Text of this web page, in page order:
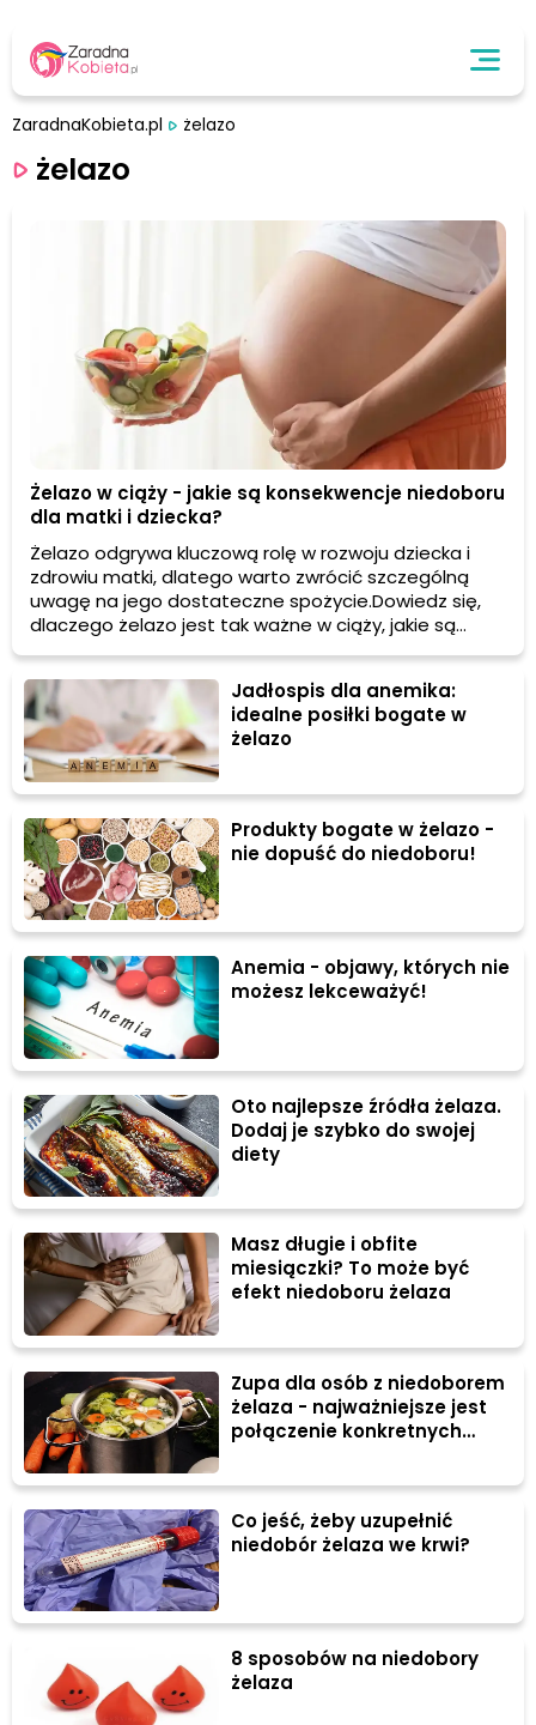
ZaradnaKobieta.pl żelazo
żelazo
Żelazo w ciąży - jakie są konsekwencje niedoboru
dla matki i dziecka?
Żelazo odgrywa kluczową rolę w rozwoju dziecka i
zdrowiu matki, dlatego warto zwrócić szczególną
uwagę na jego dostateczne spożycie.Dowiedz się,
dlaczego żelazo jest tak ważne w ciąży, jakie są
objawy niedoboru oraz jakie są najlepsze źródła tego
cennego pierwiastka. Gotowa? Zaczynamy!
Jadłospis dla anemika:
idealne posiłki bogate w
żelazo
Produkty bogate w żelazo -
nie dopuść do niedoboru!
Anemia - objawy, których nie
możesz lekceważyć!
Oto najlepsze źródła żelaza.
Dodaj je szybko do swojej
diety
Masz długie i obfite
miesiączki? To może być
efekt niedoboru żelaza
Zupa dla osób z niedoborem
żelaza - najważniejsze jest
połączenie konkretnych
Co jeść, żeby uzupełnić
niedobór żelaza we krwi?
8 sposobów na niedobory
żelaza